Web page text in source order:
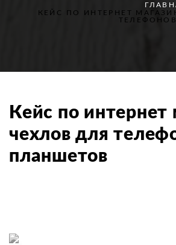
КЕЙС ПО ИНТЕРНЕТ
Кейс по интернет
чехлов для
планшетов